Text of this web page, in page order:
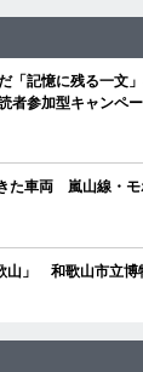
「記憶に残る一文
者参加型キャンペ
た車両 嵐山線・
山」 和歌山市立博